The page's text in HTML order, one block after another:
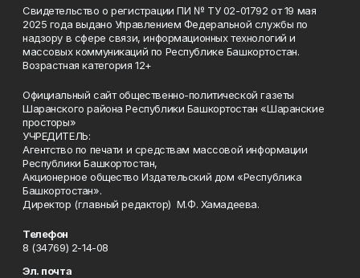
Свидетельство о регистрации ПИ № ТУ 02-01792 от 19 мая
2025 года выдано Управлением Федеральной службы по
надзору в сфере связи, информационных технологий и
массовых коммуникаций по Республике Башкортостан.
Возрастная категория 12+
Официальный сайт общественно-политической газеты
Шаранского района Республики Башкортостан «Шаранские
просторы»
УЧРЕДИТЕЛЬ:
Агентство по печати и средствам массовой информации
Республики Башкортостан,
Акционерное общество Издательский дом «Республика
Башкортостан».
Директор (главный редактор) М.Ф. Хамадеева.
Телефон
8 (34769) 2-14-08
Эл. почта